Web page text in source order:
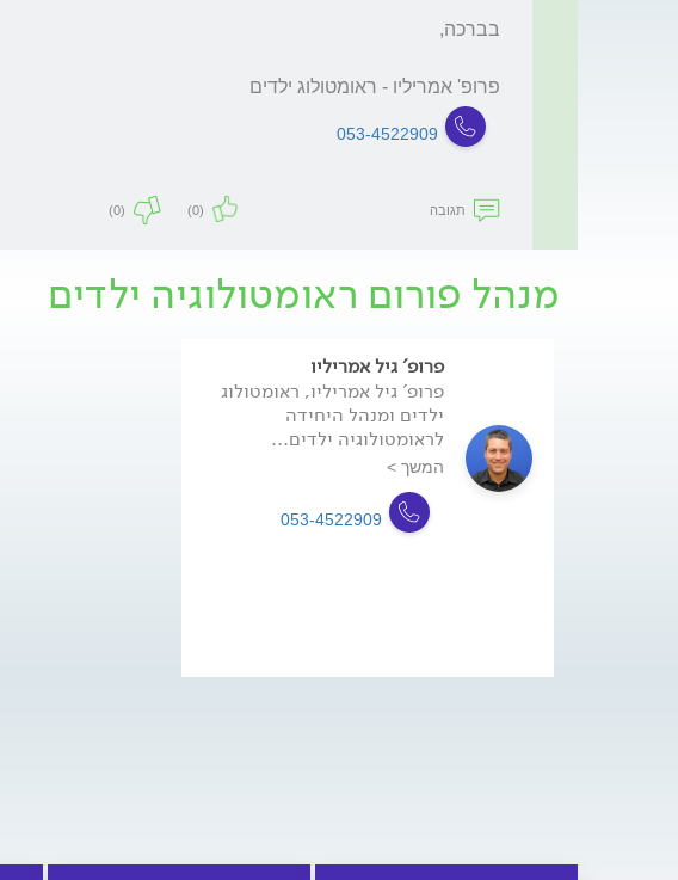
פרופ' אמריליו - ראומטולוג ילדים
053-4522909
תגובה (0)
(0)
מנהל פורום ראומטולוגיה ילדים
פרופ' גיל אמריליו
פרופ' גיל אמריליו, ראומטולוג
ילדים ומנהל היחידה
לראומטולוגיה ילדים...
המשך >
053-4522909